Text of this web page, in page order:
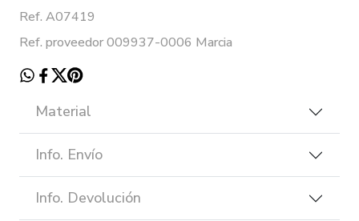
Ref. A07419
Ref. proveedor 009937-0006 Marcia
Material
Info. Envío
Info. Devolución